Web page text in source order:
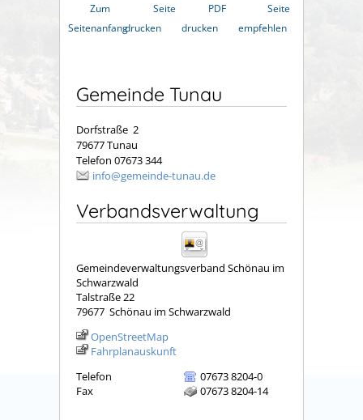
Zum
Seitenanfang
Seite
drucken
PDF
drucken
Seite
empfehlen
Gemeinde Tunau
Dorfstraße 2
79677 Tunau
Telefon 07673 344
info@gemeinde-tunau.de
Verbandsverwaltung
Gemeindeverwaltungsverband Schönau im
Schwarzwald
Talstraße 22
79677 Schönau im Schwarzwald
OpenStreetMap
Fahrplanauskunft
Telefon
07673 8204-0
Fax
07673 8204-14